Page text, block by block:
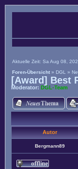
Aktuelle Zeit: Sa Aug 08,
Foren-Übersicht » DGL »
[Award] Best
Moderator: DGL-Team
Autor
Bergmann89